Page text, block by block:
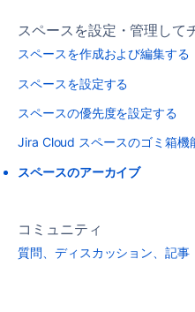
スペースを設定・管理して
スペースを作成および編集する
スペースを設定する
スペースの優先度を設定する
Jira Cloud スペースのゴミ箱機
スペースのアーカイブ
コミュニティ
質問、ディスカッション、記事